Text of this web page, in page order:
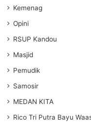
Kemenag
Opini
RSUP Kandou
Masjid
Pemudik
Samosir
MEDAN KITA
Rico Tri Putra Bayu